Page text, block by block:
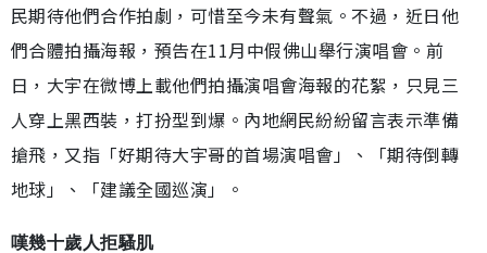
民期待他們合作拍劇，可惜至今未有聲氣。不過，近日他
們合體拍攝海報，預告在11月中假佛山舉行演唱會。前
日，大宇在微博上載他們拍攝演唱會海報的花絮，只見三
人穿上黑西裝，打扮型到爆。內地網民紛紛留言表示準備
搶飛，又指「好期待大宇哥的首場演唱會」、「期待倒轉
地球」、「建議全國巡演」。
嘆幾十歲人拒騷肌